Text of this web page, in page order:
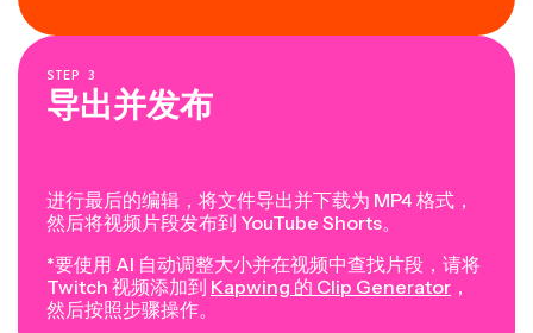
STEP 3
导出并发布
进行最后的编辑，将文件导出并下载为 MP4 格式，
然后将视频片段发布到 YouTube Shorts。
*要使用 AI 自动调整大小并在视频中查找片段，请将
Twitch 视频添加到 Kapwing 的 Clip Generator ，
然后按照步骤操作。